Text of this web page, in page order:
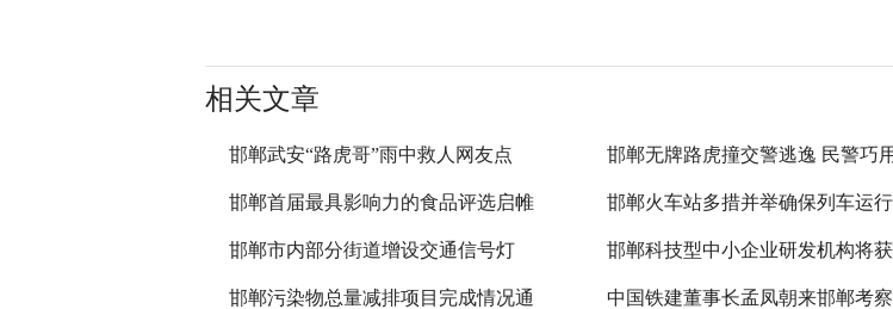
相关文章
邯郸武安“路虎哥”雨中救人网友点 邯郸无牌路虎撞交警逃逸 民警巧用
邯郸首届最具影响力的食品评选启帷 邯郸火车站多措并举确保列车运
邯郸市内部分街道增设交通信号灯 邯郸科技型中小企业研发机构将
邯郸污染物总量减排项目完成情况通 中国铁建董事长孟凤朝来邯郸考